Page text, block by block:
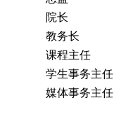
院长
教务长
课程主任
学生事务主任
媒体事务主任